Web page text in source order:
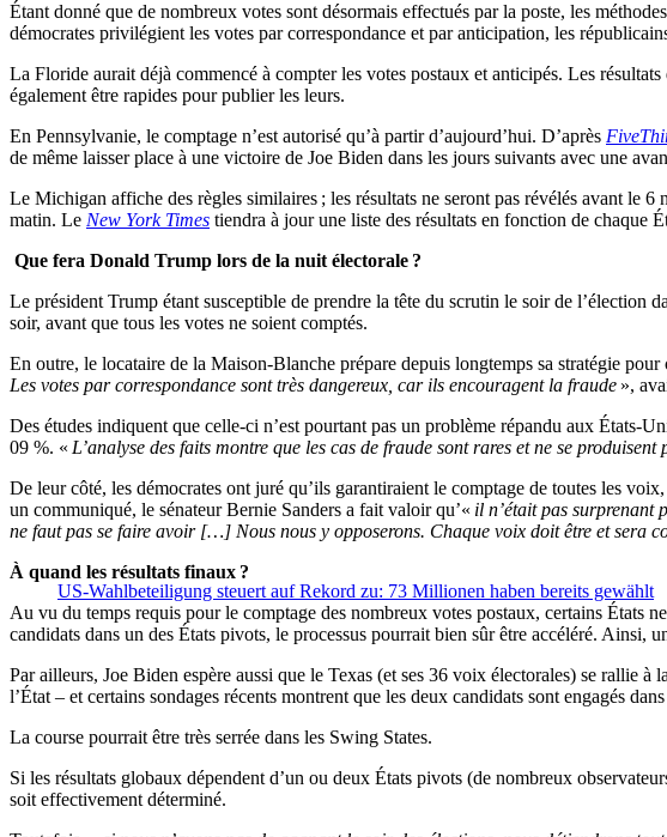
Étant donné que de nombreux votes sont désormais effectués par la poste, les
démocrates privilégient les votes par correspondance et par anticipation, les
La Floride aurait déjà commencé à compter les votes postaux et anticipés. Les
également être rapides pour publier les leurs.
En Pennsylvanie, le comptage n’est autorisé qu’à partir d’aujourd’hui. D’après
de même laisser place à une victoire de Joe Biden dans les jours suivants avec une
Le Michigan affiche des règles similaires ; les résultats ne seront pas révélés avant le
matin. Le New York Times tiendra à jour une liste des résultats en fonction de chaque
Que fera Donald Trump lors de la nuit électorale ?
Le président Trump étant susceptible de prendre la tête du scrutin le soir de l’élection
soir, avant que tous les votes ne soient comptés.
En outre, le locataire de la Maison-Blanche prépare depuis longtemps sa stratégie
Les votes par correspondance sont très dangereux, car ils encouragent la fraude »,
Des études indiquent que celle-ci n’est pourtant pas un problème répandu aux États-
09 %. « L’analyse des faits montre que les cas de fraude sont rares et ne se
De leur côté, les démocrates ont juré qu’ils garantiraient le comptage de toutes les
un communiqué, le sénateur Bernie Sanders a fait valoir qu’« il n’était pas surprenant
ne faut pas se faire avoir […] Nous nous y opposerons. Chaque voix doit être et sera
US-Wahlbeteiligung steuert auf Rekord zu: 73 Millionen haben bereits gewählt
À quand les résultats finaux ?
Au vu du temps requis pour le comptage des nombreux votes postaux, certains États
candidats dans un des États pivots, le processus pourrait bien sûr être accéléré.
Par ailleurs, Joe Biden espère aussi que le Texas (et ses 36 voix électorales) se rallie
l’État – et certains sondages récents montrent que les deux candidats sont engagés
La course pourrait être très serrée dans les Swing States.
Si les résultats globaux dépendent d’un ou deux États pivots (de nombreux
soit effectivement déterminé.